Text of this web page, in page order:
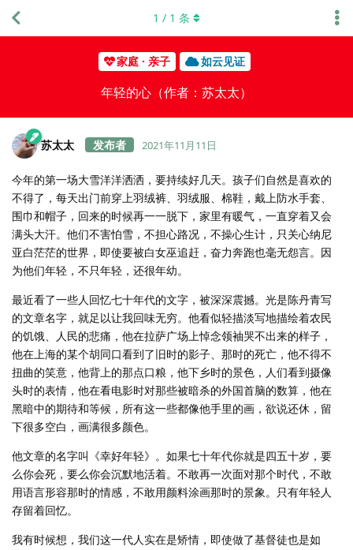
家庭 · 亲子 如云见证
年轻的心（作者：苏太太）
1 / 1 条
苏太太 2021年11月11日
今年的第一场大雪洋洋洒洒，要持续好几天。孩子们自然是喜欢的
不得了，每天出门前穿上羽绒裤、羽绒服、棉鞋，戴上防水手套、
围巾和帽子，回来的时候再一一脱下，家里有暖气，一直穿着又会
满头大汗。他们不害怕雪，不担心路况，不操心生计，只关心纳尼
亚白茫茫的世界，即使要被白女巫追赶，奋力奔跑也毫无怨言。因
为他们年轻，不只年轻，还很年幼。
最近看了一些人回忆七十年代的文字，被深深震撼。光是陈丹青写
的文章名字，就足以让我回味无穷。他看似轻描淡写地描绘着农民
的饥饿、人民的悲痛，他在拉萨广场上悼念领袖哭不出来的样子，
他在上海的某个胡同口看到了旧时的影子、那时的死亡，他不得不
扭曲的笑意，他背上的那点口粮，他下乡时的景色，人们看到摄像
头时的表情，他在看电影时对那些被暗杀的外国首脑的数算，他在
黑暗中的期待和等候，所有这一些都像他手里的画，欲说还休，留
下很多空白，画满很多颜色。
他文章的名字叫《幸好年轻》。如果七十年代你就是四五十岁，要
么你会死，要么你会沉默地活着。不敢再一次面对那个时代，不敢
用语言形容那时的情感，不敢用颜料涂画那时的景象。只有年轻人
存留着回忆。
我有时候想，我们这一代人实在是矫情，即使做了基督徒也是如